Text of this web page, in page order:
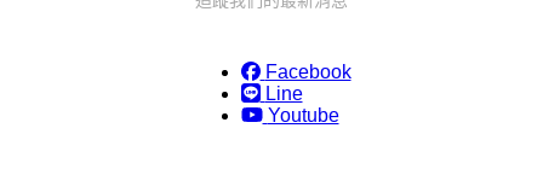
Facebook
Line
Youtube